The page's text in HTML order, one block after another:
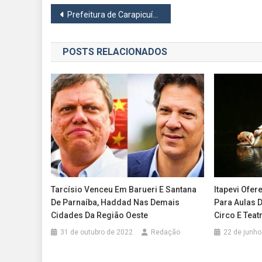
Navegação
de
Post
Prefeitura de Carapicuíba realiza ação de prevenção às ISTs no Terminal do Centro
POSTS RELACIONADOS
Tarcísio Venceu Em Barueri E Santana
De Parnaíba, Haddad Nas Demais
Cidades Da Região Oeste
31 de outubro de 2022 Redação
Itapevi
Para Aulas
Circo E
22 de